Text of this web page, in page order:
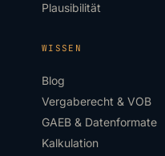
Plausibilität
WISSEN
Blog
Vergaberecht & VOB
GAEB & Datenformate
Kalkulation